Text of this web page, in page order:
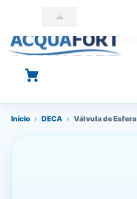
O que você está
Início › DECA › Válvula de